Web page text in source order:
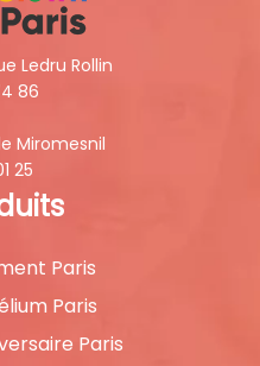
Ledru Rollin
86
Miromesnil
25
Paris
Paris
Paris